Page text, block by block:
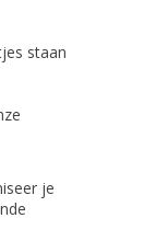
staan
je